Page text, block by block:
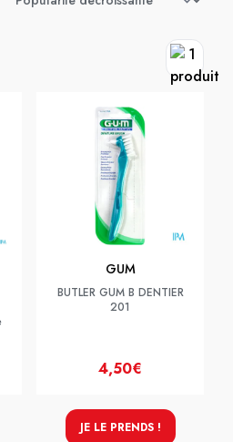
GUM
BUTLER GUM B DENTIER
201
4,50€
JE LE PRENDS !